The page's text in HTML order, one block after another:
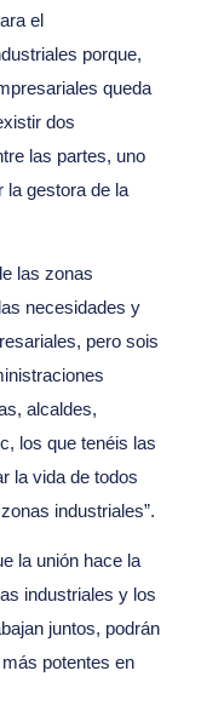
el
porque,
queda
dos
las partes, uno
la gestora de la
las zonas
necesidades y
pero sois
alcaldes,
los que tenéis las
la vida de todos
industriales”.
la unión hace la
industriales y los
juntos, podrán
potentes en